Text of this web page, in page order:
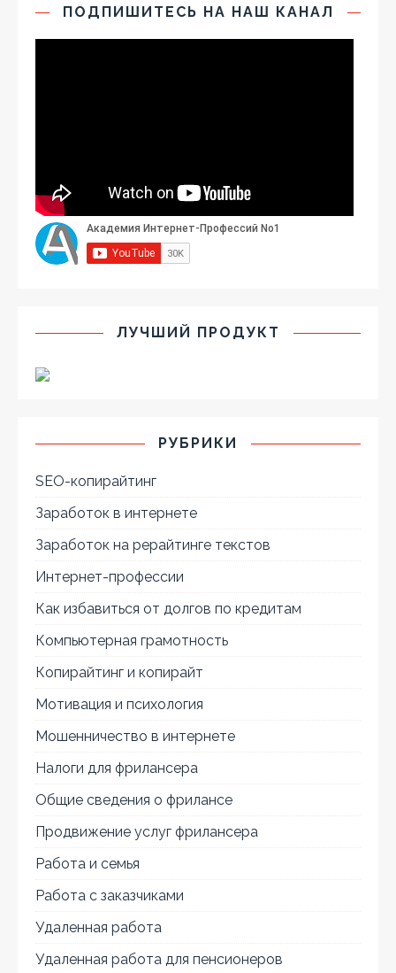
ПОДПИШИТЕСЬ НА НАШ КАНАЛ
ЛУЧШИЙ ПРОДУКТ
РУБРИКИ
SEO-копирайтинг
Заработок в интернете
Заработок на рерайтинге текстов
Интернет-профессии
Как избавиться от долгов по кредитам
Компьютерная грамотность
Копирайтинг и копирайт
Мотивация и психология
Мошенничество в интернете
Налоги для фрилансера
Общие сведения о фрилансе
Продвижение услуг фрилансера
Работа и семья
Работа с заказчиками
Удаленная работа
Удаленная работа для пенсионеров